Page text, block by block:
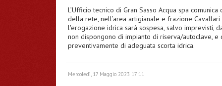
L’Ufficio tecnico di Gran Sasso Acqua spa
della rete, nell’area artigianale e frazione
l'erogazione idrica sarà sospesa, salvo imprevisti,
non dispongono di impianto di riserva/autoclave,
preventivamente di adeguata scorta idrica.
Mercoledì, 17 Maggio 2023 17:11